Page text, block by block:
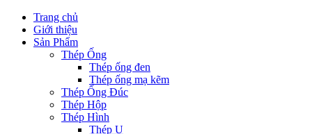
Trang chủ
Giới thiệu
Sản Phẩm
Thép Ống
Thép ống đen
Thép ống mạ kẽm
Thép Ống Đúc
Thép Hộp
Thép Hình
Thép U